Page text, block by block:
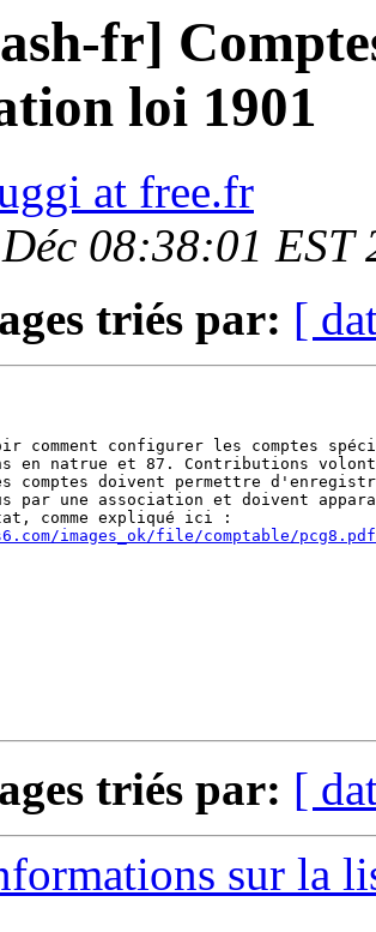
fr]
loi 1901
at free.fr
08:38:01 EST
triés par: [
comment configurer les comptes
en natrue et 87. Contributions
comptes doivent permettre
par une association et doivent
images_ok/file/comptable/pcg8.pdf
triés par: [
sur la